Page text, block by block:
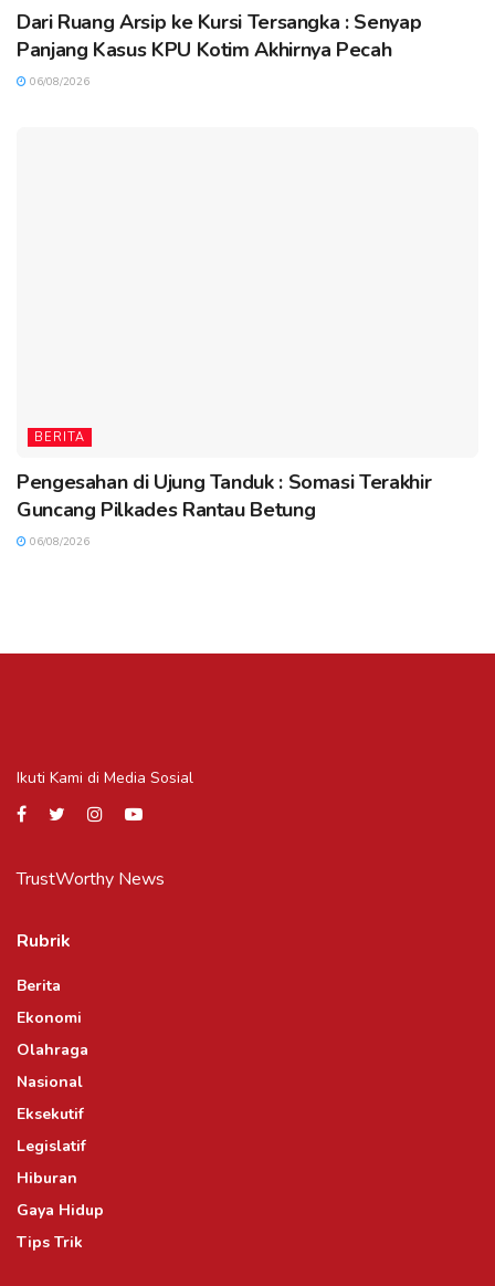
Dari Ruang Arsip ke Kursi Tersangka : Senyap
Panjang Kasus KPU Kotim Akhirnya Pecah
06/08/2026
BERITA
Pengesahan di Ujung Tanduk : Somasi Terakhir
Guncang Pilkades Rantau Betung
06/08/2026
Ikuti Kami di Media Sosial
TrustWorthy News
Rubrik
Berita
Ekonomi
Olahraga
Nasional
Eksekutif
Legislatif
Hiburan
Gaya Hidup
Tips Trik